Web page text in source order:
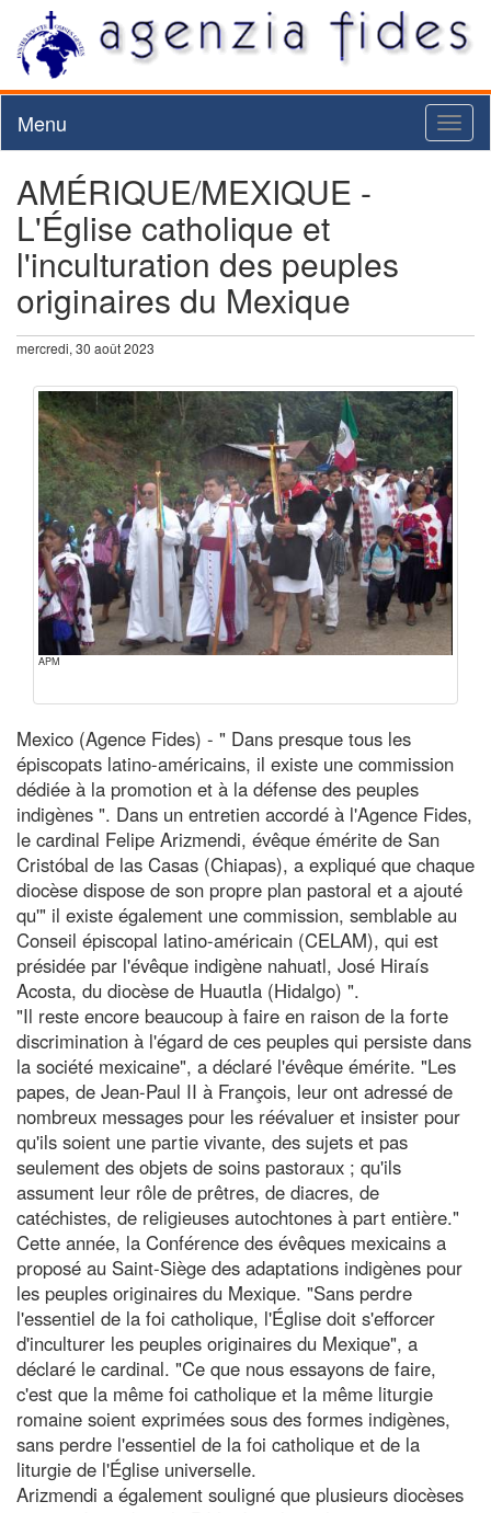
Menu
AMÉRIQUE/MEXIQUE -
L'Église catholique et
l'inculturation des peuples
originaires du Mexique
mercredi, 30 août 2023
APM
Mexico (Agence Fides) - " Dans presque tous les
épiscopats latino-américains, il existe une commission
dédiée à la promotion et à la défense des peuples
indigènes ". Dans un entretien accordé à l'Agence Fides,
le cardinal Felipe Arizmendi, évêque émérite de San
Cristóbal de las Casas (Chiapas), a expliqué que chaque
diocèse dispose de son propre plan pastoral et a ajouté
qu'" il existe également une commission, semblable au
Conseil épiscopal latino-américain (CELAM), qui est
présidée par l'évêque indigène nahuatl, José Hiraís
Acosta, du diocèse de Huautla (Hidalgo) ".
"Il reste encore beaucoup à faire en raison de la forte
discrimination à l'égard de ces peuples qui persiste dans
la société mexicaine", a déclaré l'évêque émérite. "Les
papes, de Jean-Paul II à François, leur ont adressé de
nombreux messages pour les réévaluer et insister pour
qu'ils soient une partie vivante, des sujets et pas
seulement des objets de soins pastoraux ; qu'ils
assument leur rôle de prêtres, de diacres, de
catéchistes, de religieuses autochtones à part entière."
Cette année, la Conférence des évêques mexicains a
proposé au Saint-Siège des adaptations indigènes pour
les peuples originaires du Mexique. "Sans perdre
l'essentiel de la foi catholique, l'Église doit s'efforcer
d'inculturer les peuples originaires du Mexique", a
déclaré le cardinal. "Ce que nous essayons de faire,
c'est que la même foi catholique et la même liturgie
romaine soient exprimées sous des formes indigènes,
sans perdre l'essentiel de la foi catholique et de la
liturgie de l'Église universelle.
Arizmendi a également souligné que plusieurs diocèses